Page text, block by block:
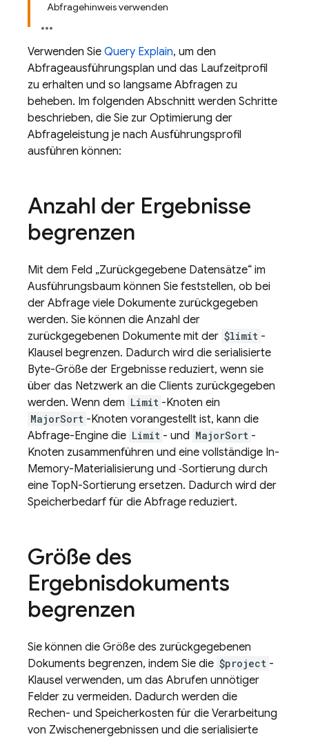
Abfragehinweis verwenden
Verwenden Sie Query Explain, um den
Abfrageausführungsplan und das Laufzeitprofil
zu erhalten und so langsame Abfragen zu
beheben. Im folgenden Abschnitt werden Schritte
beschrieben, die Sie zur Optimierung der
Abfrageleistung je nach Ausführungsprofil
ausführen können:
Anzahl der Ergebnisse
begrenzen
Mit dem Feld „Zurückgegebene Datensätze“ im
Ausführungsbaum können Sie feststellen, ob bei
der Abfrage viele Dokumente zurückgegeben
werden. Sie können die Anzahl der
zurückgegebenen Dokumente mit der $limit -
Klausel begrenzen. Dadurch wird die serialisierte
Byte-Größe der Ergebnisse reduziert, wenn sie
über das Netzwerk an die Clients zurückgegeben
werden. Wenn dem Limit -Knoten ein
MajorSort -Knoten vorangestellt ist, kann die
Abfrage-Engine die Limit - und MajorSort -
Knoten zusammenführen und eine vollständige In-
Memory-Materialisierung und ‑Sortierung durch
eine TopN-Sortierung ersetzen. Dadurch wird der
Speicherbedarf für die Abfrage reduziert.
Größe des
Ergebnisdokuments
begrenzen
Sie können die Größe des zurückgegebenen
Dokuments begrenzen, indem Sie die $project -
Klausel verwenden, um das Abrufen unnötiger
Felder zu vermeiden. Dadurch werden die
Rechen- und Speicherkosten für die Verarbeitung
von Zwischenergebnissen und die serialisierte